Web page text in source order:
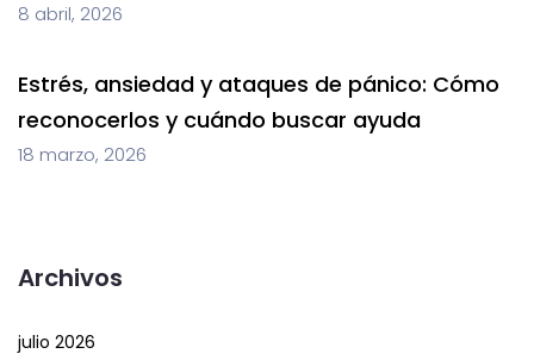
8 abril, 2026
Estrés, ansiedad y ataques de pánico: Cómo
reconocerlos y cuándo buscar ayuda
18 marzo, 2026
Archivos
julio 2026